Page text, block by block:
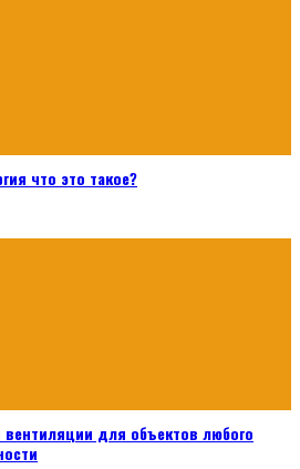
что это такое?
для объектов любого